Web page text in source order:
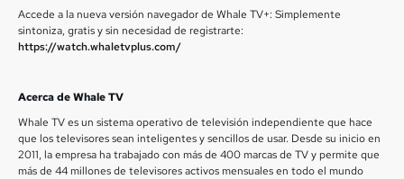
Accede a la nueva versión navegador de Whale TV+: Simplemente
sintoniza, gratis y sin necesidad de registrarte:
https://watch.whaletvplus.com/
Acerca de Whale TV
Whale TV es un sistema operativo de televisión independiente que hace
que los televisores sean inteligentes y sencillos de usar. Desde su inicio en
2011, la empresa ha trabajado con más de 400 marcas de TV y permite que
más de 44 millones de televisores activos mensuales en todo el mundo